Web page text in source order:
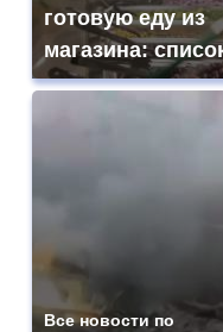
готовую еду из
магазина:
Все новости по